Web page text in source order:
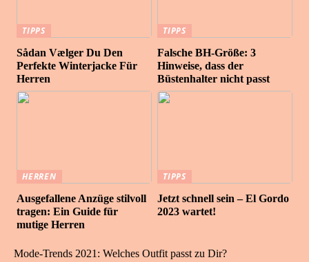
TIPPS
Sådan Vælger Du Den
Perfekte Winterjacke Für
Herren
TIPPS
Falsche BH-Größe: 3
Hinweise, dass der
Büstenhalter nicht passt
HERREN
Ausgefallene Anzüge stilvoll
tragen: Ein Guide für
mutige Herren
TIPPS
Jetzt schnell sein – El Gordo
2023 wartet!
Mode-Trends 2021: Welches Outfit passt zu Dir?